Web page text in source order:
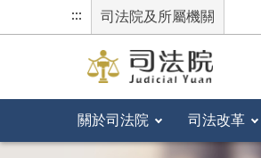
::: 司法院及所屬機關
關於司法院 司法改革